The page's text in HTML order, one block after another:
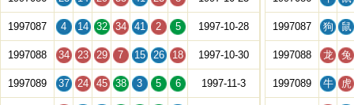
1997087 4 14 32 34 41 2 5 1997-10-28
1997088 34 23 29 7 15 26 18 1997-10-30
1997089 37 24 45 38 3 5 6 1997-11-3
1997087 狗 鼠
1997088 龙 兔
1997089 牛 虎